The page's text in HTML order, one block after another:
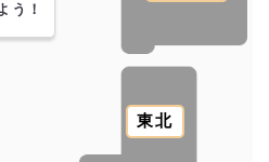
東北
う！